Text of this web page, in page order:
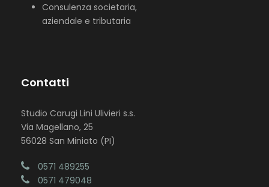
Consulenza societaria,
aziendale e tributaria
Contatti
Studio Carugi Lini Ulivieri s.s.
Via Magellano, 25
56028 San Miniato (PI)
0571 489255
0571 479048